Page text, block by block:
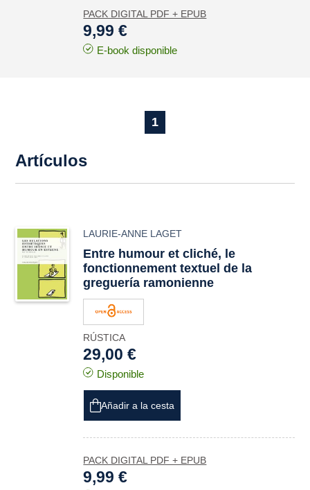
PACK DIGITAL PDF + EPUB
9,99 €
E-book disponible
1
Artículos
LAURIE-ANNE LAGET
Entre humour et cliché, le
fonctionnement textuel de la
greguería ramonienne
RÚSTICA
29,00 €
Disponible
Añadir a la cesta
PACK DIGITAL PDF + EPUB
9,99 €